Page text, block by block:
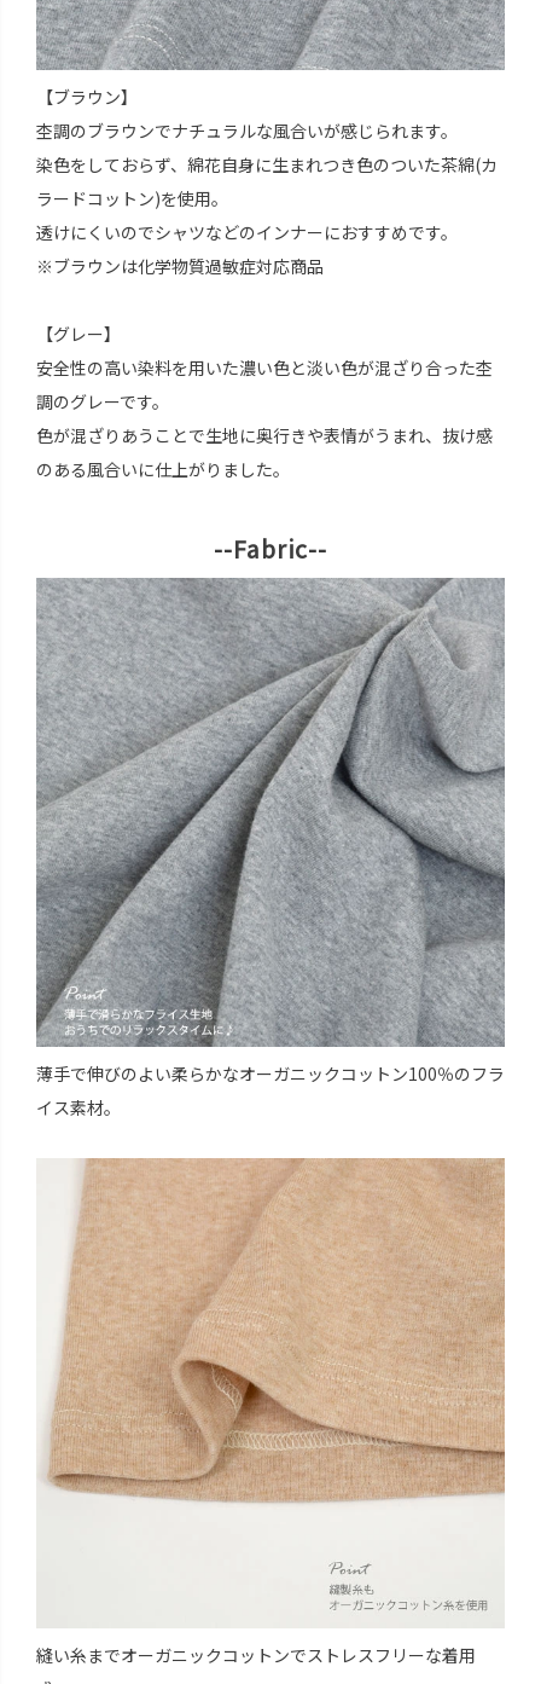
【ブラウン】
杢調のブラウンでナチュラルな風合いが感じられます。
染色をしておらず、綿花自身に生まれつき色のついた茶綿(カ
ラードコットン)を使用。
透けにくいのでシャツなどのインナーにおすすめです。
※ブラウンは化学物質過敏症対応商品
【グレー】
安全性の高い染料を用いた濃い色と淡い色が混ざり合った杢
調のグレーです。
色が混ざりあうことで生地に奥行きや表情がうまれ、抜け感
のある風合いに仕上がりました。
--Fabric--
薄手で伸びのよい柔らかなオーガニックコットン100％のフラ
イス素材。
縫い糸までオーガニックコットンでストレスフリーな着用